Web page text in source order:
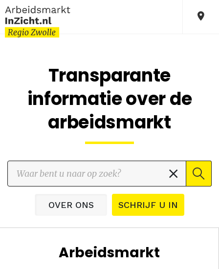
Transparante
informatie over de
arbeidsmarkt
OVER ONS SCHRIJF U IN
Arbeidsmarkt